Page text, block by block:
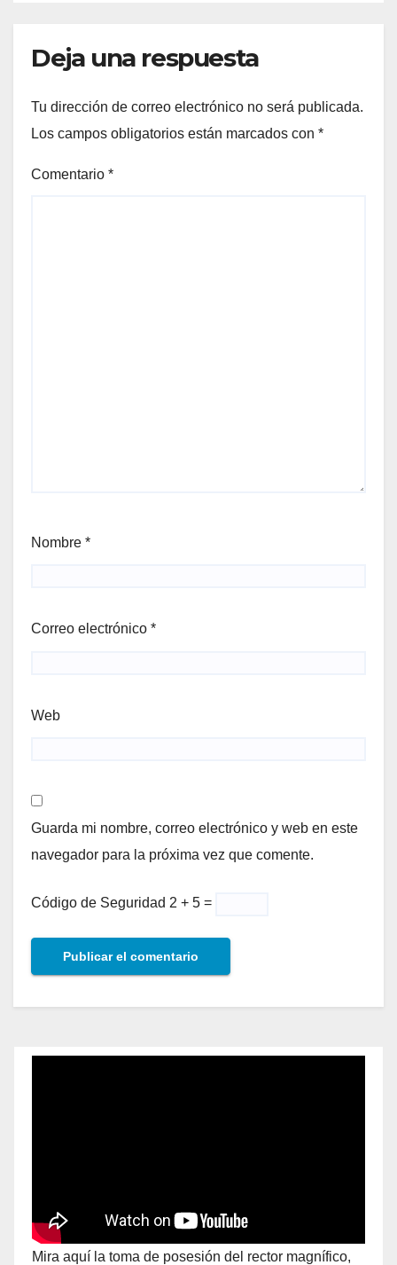
Deja una respuesta
Tu dirección de correo electrónico no será publicada.
Los campos obligatorios están marcados con *
Comentario *
Nombre *
Correo electrónico *
Web
Guarda mi nombre, correo electrónico y web en este
navegador para la próxima vez que comente.
Código de Seguridad 2 + 5 =
Mira aquí la toma de posesión del rector magnífico,